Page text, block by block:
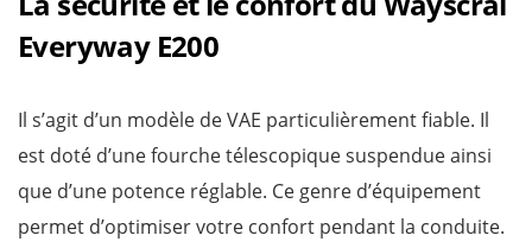
Everyway E200
Il s’agit d’un modèle de VAE particulièrement fiable. Il
est doté d’une fourche télescopique suspendue ainsi
que d’une potence réglable. Ce genre d’équipement
permet d’optimiser votre confort pendant la conduite.